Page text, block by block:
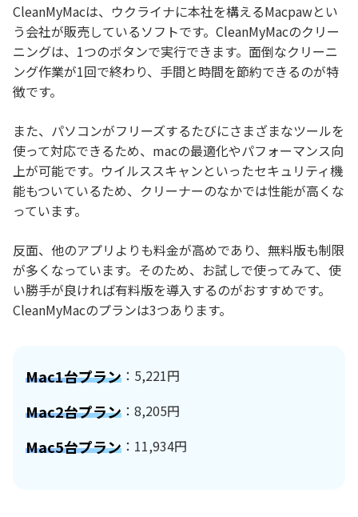
CleanMyMacは、ウクライナに本社を構えるMacpawとい
う会社が販売しているソフトです。CleanMyMacのクリー
ニングは、1つのボタンで実行できます。面倒なクリーニ
ング作業が1回で終わり、手間と時間を節約できるのが特
徴です。
また、パソコンがフリーズするたびにさまざまなツールを
使って対応できるため、macの最適化やパフォーマンス向
上が可能です。ウイルススキャンといったセキュリティ機
能もついているため、クリーナーのなかでは性能が高くな
っています。
反面、他のアプリよりも料金が高めであり、無料版も制限
が多くなっています。そのため、お試しで使ってみて、使
い勝手が良ければ有料版を導入するのがおすすめです。
CleanMyMacのプランは3つあります。
Mac1台プラン ：5,221円
Mac2台プラン ：8,205円
Mac5台プラン ：11,934円